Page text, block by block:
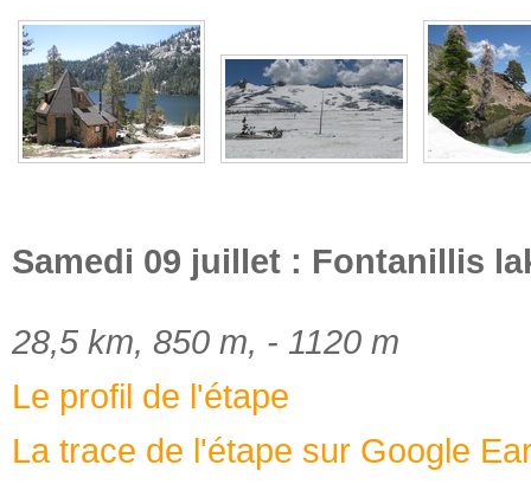
Samedi 09 juillet : Fontanillis
28,5 km, 850 m, - 1120 m
Le profil de l'étape
La trace de l'étape sur Google